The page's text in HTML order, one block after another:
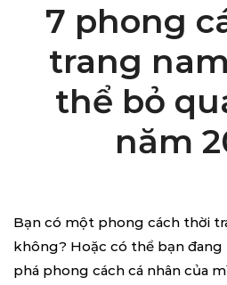
7 phong
trang
thể bỏ
năm
Bạn có một phong cách thời
không? Hoặc có thể bạn
phá phong cách cá nhân của